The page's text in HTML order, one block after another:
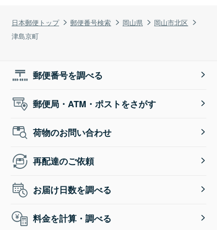
日本郵便トップ 郵便番号検索 岡山県
岡山市北区
津島京町
郵便番号を調べる
郵便局・ATM・ポストをさがす
荷物のお問い合わせ
再配達のご依頼
お届け日数を調べる
料金を計算・調べる